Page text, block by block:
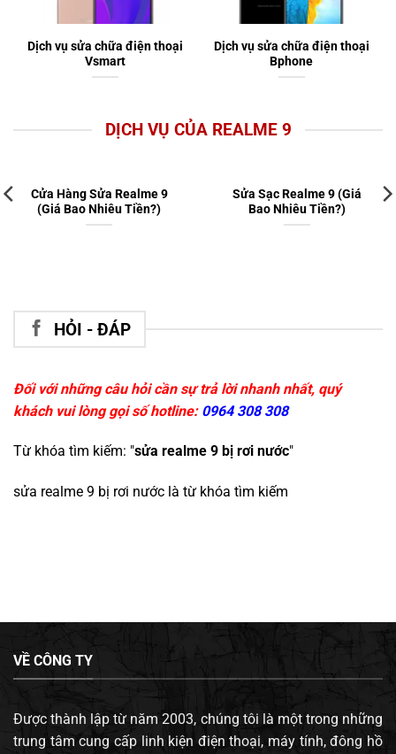
Dịch vụ sửa chữa điện thoại
Vsmart
Dịch vụ sửa chữa điện thoại
Bphone
DỊCH VỤ CỦA REALME 9
Cửa Hàng Sửa Realme 9
(Giá Bao Nhiêu Tiền?)
Sửa Sạc Realme 9 (Giá
Bao Nhiêu Tiền?)
HỎI - ĐÁP
Đối với những câu hỏi cần sự trả lời nhanh nhất, quý
khách vui lòng gọi số hotline: 0964 308 308
Từ khóa tìm kiếm: "sửa realme 9 bị rơi nước"
sửa realme 9 bị rơi nước là từ khóa tìm kiếm
VỀ CÔNG TY
Được thành lập từ năm 2003, chúng tôi là một trong những
trung tâm cung cấp linh kiện điện thoại, máy tính, đông hồ